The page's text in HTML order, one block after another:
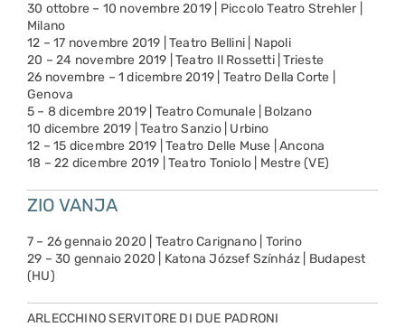
30 ottobre – 10 novembre 2019 | Piccolo Teatro Strehler |
Milano
12 – 17 novembre 2019 | Teatro Bellini | Napoli
20 – 24 novembre 2019 | Teatro Il Rossetti | Trieste
26 novembre – 1 dicembre 2019 | Teatro Della Corte |
Genova
5 – 8 dicembre 2019 | Teatro Comunale | Bolzano
10 dicembre 2019 | Teatro Sanzio | Urbino
12 – 15 dicembre 2019 | Teatro Delle Muse | Ancona
18 – 22 dicembre 2019 | Teatro Toniolo | Mestre (VE)
ZIO VANJA
7 – 26 gennaio 2020 | Teatro Carignano | Torino
29 – 30 gennaio 2020 | Katona József Színház | Budapest
(HU)
ARLECCHINO SERVITORE DI DUE PADRONI